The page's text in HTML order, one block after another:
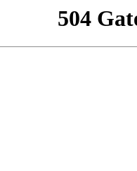
504